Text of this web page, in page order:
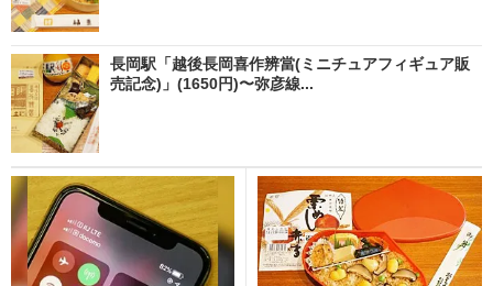
長岡駅「越後長岡喜作辨當(ミニチュアフィギュア販
売記念)」(1650円)〜弥彦線...